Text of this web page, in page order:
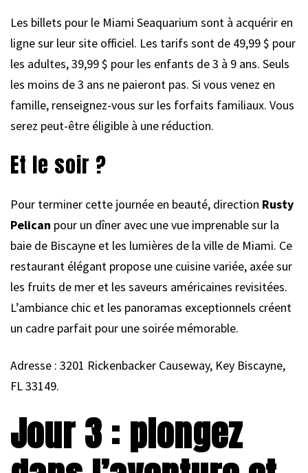
Les billets pour le Miami Seaquarium sont à acquérir en
ligne sur leur site officiel. Les tarifs sont de 49,99 $ pour
les adultes, 39,99 $ pour les enfants de 3 à 9 ans. Seuls
les moins de 3 ans ne paieront pas. Si vous venez en
famille, renseignez-vous sur les forfaits familiaux. Vous
serez peut-être éligible à une réduction.
Et le soir ?
Pour terminer cette journée en beauté, direction Rusty
Pelican pour un dîner avec une vue imprenable sur la
baie de Biscayne et les lumières de la ville de Miami. Ce
restaurant élégant propose une cuisine variée, axée sur
les fruits de mer et les saveurs américaines revisitées.
L’ambiance chic et les panoramas exceptionnels créent
un cadre parfait pour une soirée mémorable.
Adresse : 3201 Rickenbacker Causeway, Key Biscayne,
FL 33149.
Jour 3 : plongez